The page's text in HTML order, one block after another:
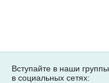
Вступайте в наши группы
в социальных сетях: